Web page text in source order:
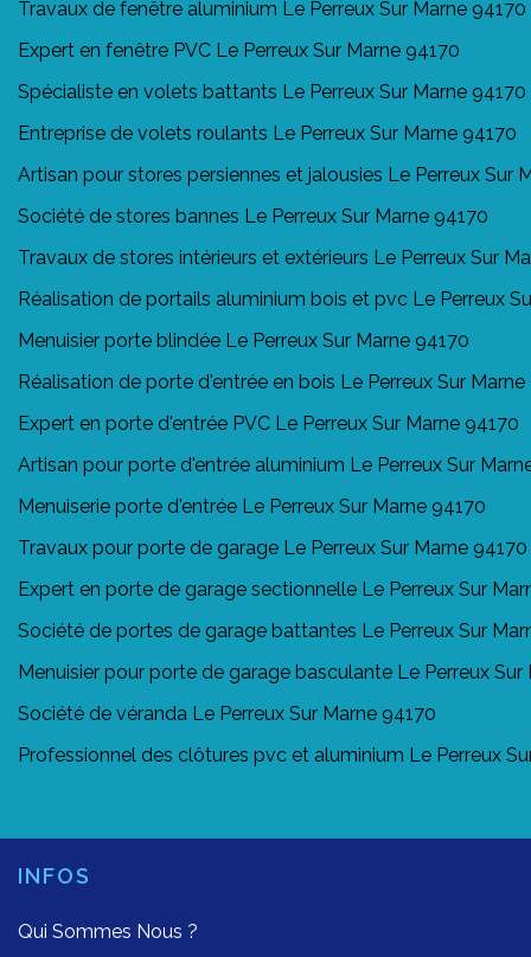
Travaux de fenêtre aluminium Le Perreux Sur Marne 94170
Expert en fenêtre PVC Le Perreux Sur Marne 94170
Spécialiste en volets battants Le Perreux Sur Marne 94170
Entreprise de volets roulants Le Perreux Sur Marne 94170
Artisan pour stores persiennes et jalousies Le Perreux Sur
Société de stores bannes Le Perreux Sur Marne 94170
Travaux de stores intérieurs et extérieurs Le Perreux Sur
Réalisation de portails aluminium bois et pvc Le Perreux
Menuisier porte blindée Le Perreux Sur Marne 94170
Réalisation de porte d'entrée en bois Le Perreux Sur Marne
Expert en porte d'entrée PVC Le Perreux Sur Marne 94170
Artisan pour porte d'entrée aluminium Le Perreux Sur
Menuiserie porte d'entrée Le Perreux Sur Marne 94170
Travaux pour porte de garage Le Perreux Sur Marne 94170
Expert en porte de garage sectionnelle Le Perreux Sur
Société de portes de garage battantes Le Perreux Sur
Menuisier pour porte de garage basculante Le Perreux Sur
Société de véranda Le Perreux Sur Marne 94170
Professionnel des clôtures pvc et aluminium Le Perreux
INFOS
Qui Sommes Nous ?